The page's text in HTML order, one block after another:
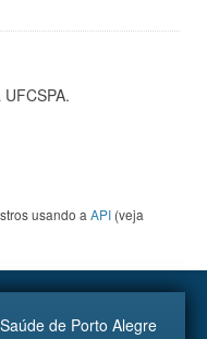
usando a API (veja
de Porto Alegre